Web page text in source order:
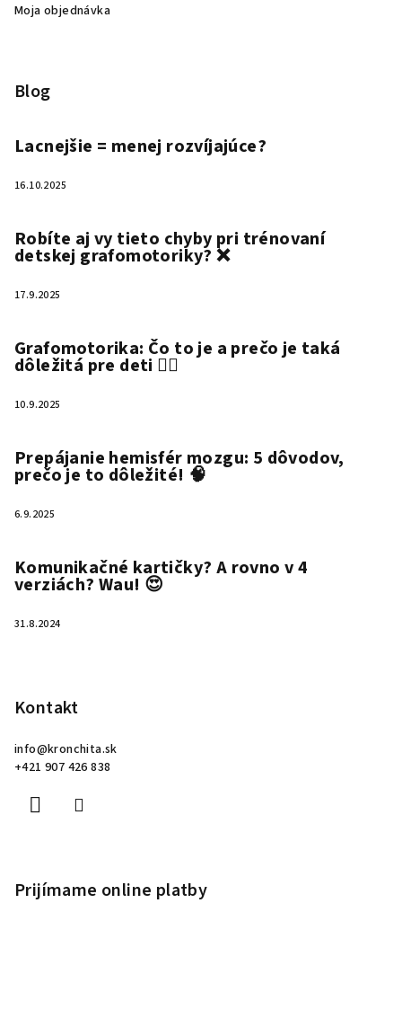
Moja objednávka
Blog
Lacnejšie = menej rozvíjajúce?
16.10.2025
Robíte aj vy tieto chyby pri trénovaní
detskej grafomotoriky? ❌
17.9.2025
Grafomotorika: Čo to je a prečo je taká
dôležitá pre deti ✍🏻
10.9.2025
Prepájanie hemisfér mozgu: 5 dôvodov,
prečo je to dôležité! 🧠
6.9.2025
Komunikačné kartičky? A rovno v 4
verziách? Wau! 😍
31.8.2024
Kontakt
info@kronchita.sk
+421 907 426 838
Prijímame online platby